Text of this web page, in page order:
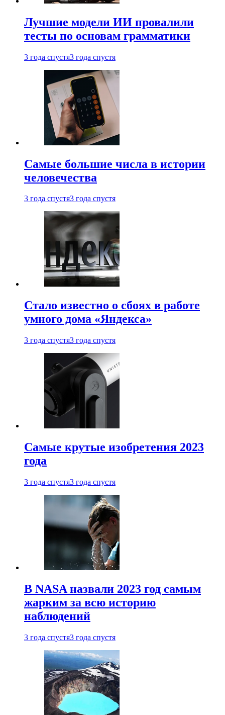
Лучшие модели ИИ провалили
тесты по основам грамматики
3 года спустя3 года спустя
Самые большие числа в истории
человечества
3 года спустя3 года спустя
Стало известно о сбоях в работе
умного дома «Яндекса»
3 года спустя3 года спустя
Самые крутые изобретения 2023
года
3 года спустя3 года спустя
В NASA назвали 2023 год самым
жарким за всю историю
наблюдений
3 года спустя3 года спустя